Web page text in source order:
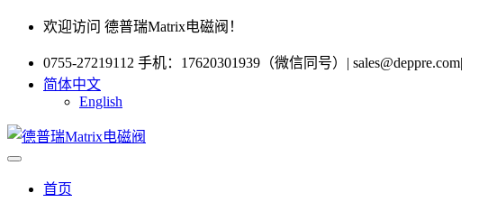
欢迎访问 德普瑞Matrix电磁阀！
0755-27219112 手机：17620301939（微信同号） | sales@deppre.com|
简体中文
English
首页